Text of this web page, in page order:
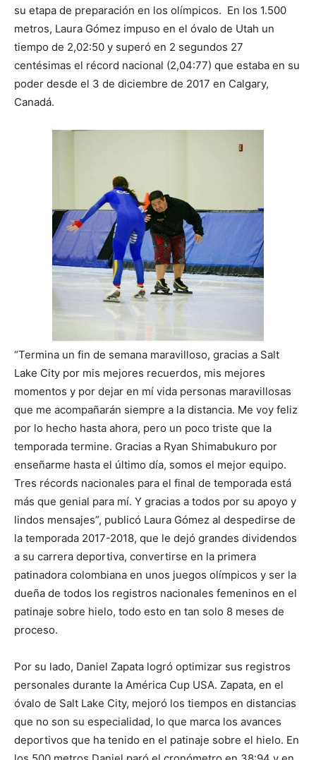
su etapa de preparación en los olímpicos. En los 1.500
metros, Laura Gómez impuso en el óvalo de Utah un
tiempo de 2,02:50 y superó en 2 segundos 27
centésimas el récord nacional (2,04:77) que estaba en su
poder desde el 3 de diciembre de 2017 en Calgary,
Canadá.
“Termina un fin de semana maravilloso, gracias a Salt
Lake City por mis mejores recuerdos, mis mejores
momentos y por dejar en mí vida personas maravillosas
que me acompañarán siempre a la distancia. Me voy feliz
por lo hecho hasta ahora, pero un poco triste que la
temporada termine. Gracias a Ryan Shimabukuro por
enseñarme hasta el último día, somos el mejor equipo.
Tres récords nacionales para el final de temporada está
más que genial para mí. Y gracias a todos por su apoyo y
lindos mensajes”, publicó Laura Gómez al despedirse de
la temporada 2017-2018, que le dejó grandes dividendos
a su carrera deportiva, convertirse en la primera
patinadora colombiana en unos juegos olímpicos y ser la
dueña de todos los registros nacionales femeninos en el
patinaje sobre hielo, todo esto en tan solo 8 meses de
proceso.
Por su lado, Daniel Zapata logró optimizar sus registros
personales durante la América Cup USA. Zapata, en el
óvalo de Salt Lake City, mejoró los tiempos en distancias
que no son su especialidad, lo que marca los avances
deportivos que ha tenido en el patinaje sobre el hielo. En